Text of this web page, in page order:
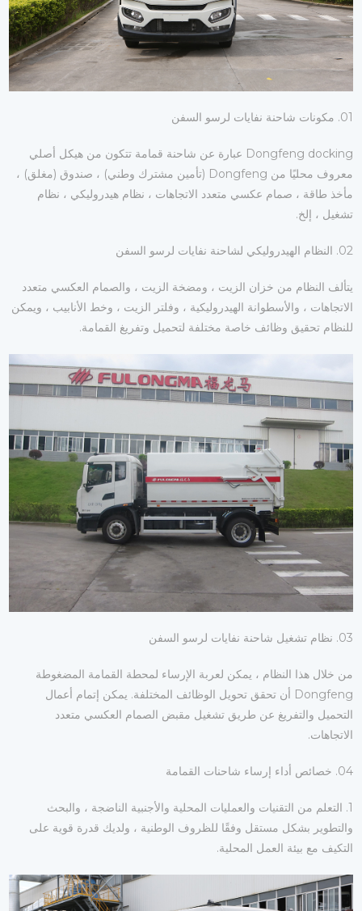
01. مكونات شاحنة نفايات لرسو السفن
Dongfeng docking عبارة عن شاحنة قمامة تتكون من هيكل أصلي
معروف محليًا من Dongfeng (تأمين مشترك وطني) ، صندوق (مغلق) ،
مأخذ طاقة ، صمام عكسي متعدد الاتجاهات ، نظام هيدروليكي ، نظام
تشغيل ، إلخ.
02. النظام الهيدروليكي لشاحنة نفايات لرسو السفن
يتألف النظام من خزان الزيت ، ومضخة الزيت ، والصمام العكسي متعدد
الاتجاهات ، والأسطوانة الهيدروليكية ، وفلتر الزيت ، وخط الأنابيب ، ويمكن
للنظام تحقيق وظائف خاصة مختلفة لتحميل وتفريغ القمامة.
03. نظام تشغيل شاحنة نفايات لرسو السفن
من خلال هذا النظام ، يمكن لعربة الإرساء لمحطة القمامة المضغوطة
Dongfeng أن تحقق تحويل الوظائف المختلفة. يمكن إتمام أعمال
التحميل والتفريغ عن طريق تشغيل مقبض الصمام العكسي متعدد
الاتجاهات.
04. خصائص أداء إرساء شاحنات القمامة
1. التعلم من التقنيات والعمليات المحلية والأجنبية الناضجة ، والبحث
والتطوير بشكل مستقل وفقًا للظروف الوطنية ، ولديك قدرة قوية على
التكيف مع بيئة العمل المحلية.